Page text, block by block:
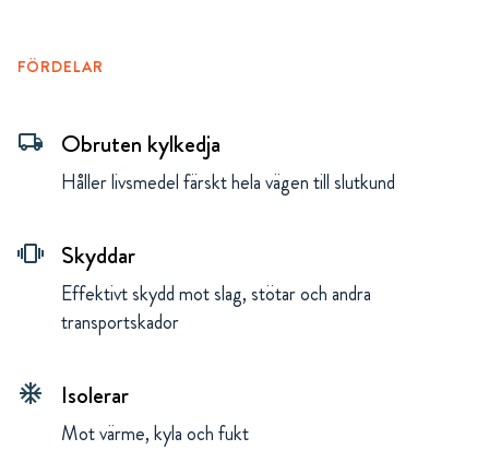
FÖRDELAR
local_shipping Obruten kylkedja
Håller livsmedel färskt hela vägen till slutkund
vibration Skyddar
Effektivt skydd mot slag, stötar och andra
transportskador
ac_unit Isolerar
Mot värme, kyla och fukt